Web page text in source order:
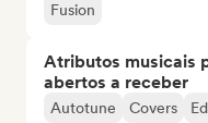
Fusion
Atributos musicais
abertos a receber
Autotune Covers